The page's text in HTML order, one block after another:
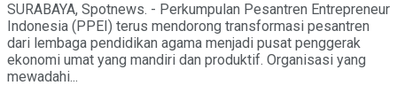
SURABAYA, Spotnews. - Perkumpulan Pesantren Entrepreneur
Indonesia (PPEI) terus mendorong transformasi pesantren
dari lembaga pendidikan agama menjadi pusat penggerak
ekonomi umat yang mandiri dan produktif. Organisasi yang
mewadahi...